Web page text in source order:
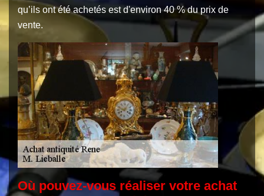
qu’ils ont été achetés est d'environ 40 % du prix de
vente.
Où pouvez-vous réaliser votre achat